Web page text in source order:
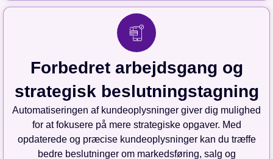
Forbedret arbejdsgang og
strategisk beslutningstagning
Automatiseringen af kundeoplysninger giver dig mulighed
for at fokusere på mere strategiske opgaver. Med
opdaterede og præcise kundeoplysninger kan du træffe
bedre beslutninger om markedsføring, salg og